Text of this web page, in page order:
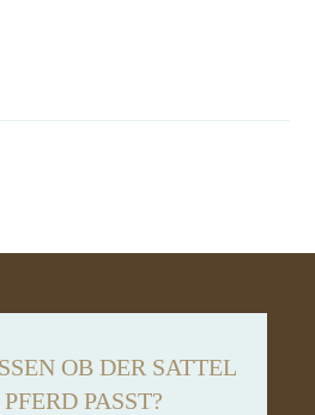
OB DER SATTEL
PASST?